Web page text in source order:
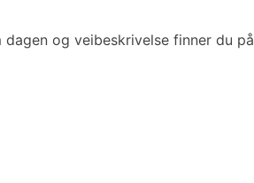
dagen og veibeskrivelse finner du på